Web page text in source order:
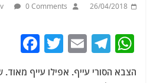
26/04/2018
0 Comments
W
T
E
m
T
הצבא הסורי עייף. אפילו עייף